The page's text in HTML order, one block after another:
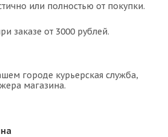
или полностью от покупки.
заказе от 3000 рублей.
городе курьерская служба,
магазина.